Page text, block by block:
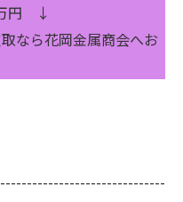
円 ↓
なら花岡金属商会へお